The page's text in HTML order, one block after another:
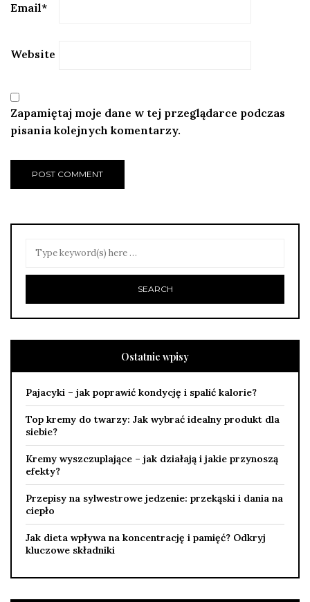
Email*
Website
Zapamiętaj moje dane w tej przeglądarce podczas
pisania kolejnych komentarzy.
Ostatnie wpisy
Pajacyki – jak poprawić kondycję i spalić kalorie?
Top kremy do twarzy: Jak wybrać idealny produkt dla
siebie?
Kremy wyszczuplające – jak działają i jakie przynoszą
efekty?
Przepisy na sylwestrowe jedzenie: przekąski i dania na
ciepło
Jak dieta wpływa na koncentrację i pamięć? Odkryj
kluczowe składniki